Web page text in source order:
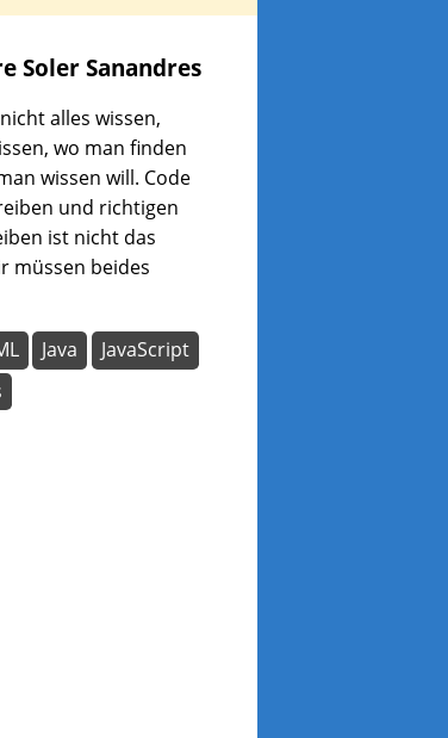
Soler Sanandres
alles wissen,
wo man finden
wissen will. Code
und richtigen
ist nicht das
müssen beides
Java
JavaScript